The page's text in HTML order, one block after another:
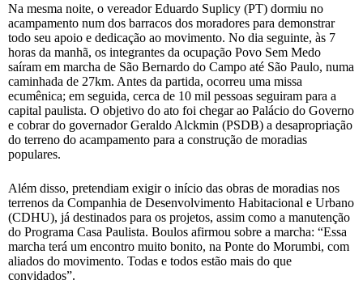
Na mesma noite, o vereador Eduardo Suplicy (PT) dormiu no
acampamento num dos barracos dos moradores para demonstrar
todo seu apoio e dedicação ao movimento. No dia seguinte, às 7
horas da manhã, os integrantes da ocupação Povo Sem Medo
saíram em marcha de São Bernardo do Campo até São Paulo, numa
caminhada de 27km. Antes da partida, ocorreu uma missa
ecumênica; em seguida, cerca de 10 mil pessoas seguiram para a
capital paulista. O objetivo do ato foi chegar ao Palácio do Governo
e cobrar do governador Geraldo Alckmin (PSDB) a desapropriação
do terreno do acampamento para a construção de moradias
populares.
Além disso, pretendiam exigir o início das obras de moradias nos
terrenos da Companhia de Desenvolvimento Habitacional e Urbano
(CDHU), já destinados para os projetos, assim como a manutenção
do Programa Casa Paulista. Boulos afirmou sobre a marcha: “Essa
marcha terá um encontro muito bonito, na Ponte do Morumbi, com
aliados do movimento. Todas e todos estão mais do que
convidados”.